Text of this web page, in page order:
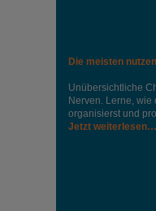
Die meisten
Unübersichtliche
Nerven. Lerne, wie
organisierst und
Jetzt weiterlesen…